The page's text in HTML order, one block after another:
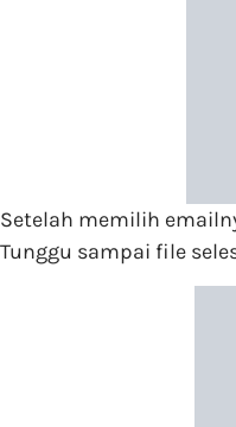
Setelah memilih
Tunggu sampai file